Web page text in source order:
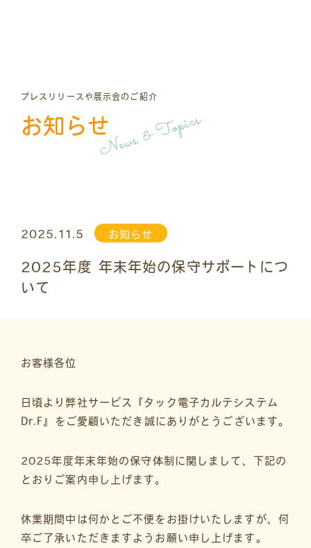
プレスリリースや展示会のご紹介
お知らせNews & Topics
2025.11.5 お知らせ
2025年度 年末年始の保守サポートにつ
いて
お客様各位
日頃より弊社サービス『タック電子カルテシステム
Dr.F』をご愛顧いただき誠にありがとうございます。
2025年度年末年始の保守体制に関しまして、下記の
とおりご案内申し上げます。
休業期間中は何かとご不便をお掛けいたしますが、何
卒ご了承いただきますようお願い申し上げます。